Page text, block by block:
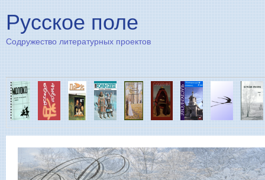
Русское поле
Содружество литературных проектов